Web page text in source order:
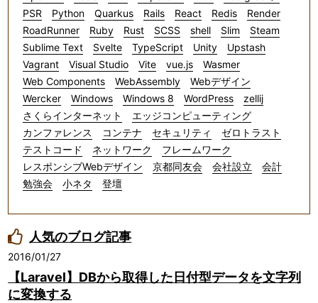
PSR
Python Quarkus Rails React Redis
Render
RoadRunner
Ruby Rust SCSS shell Slim
Steam
Sublime Text
Svelte TypeScript Unity
Upstash
Vagrant
Visual Studio Vite vue.js
Wasmer
Web Components
WebAssembly
Webデザイン
Wercker
Windows Windows 8 WordPress
zellij
さくらインターネット
エッジコンピューティング
カンファレンス
コンテナ セキュリティ
ゼロトラスト
テストコード
ネットワーク
フレームワーク
レスポンシブWebデザイン
京都同友会 会社設立
会計
勉強会
小ネタ 登壇
人気のブログ記事
2016/01/27
【Laravel】DBから取得した日付型データを文字列
に変換する